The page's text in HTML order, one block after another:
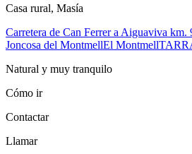
Casa rural, Masía
Carretera de Can Ferrer a Aiguaviva
Joncosa del MontmellEl Montmell
Natural y muy tranquilo
Cómo ir
Contactar
Llamar